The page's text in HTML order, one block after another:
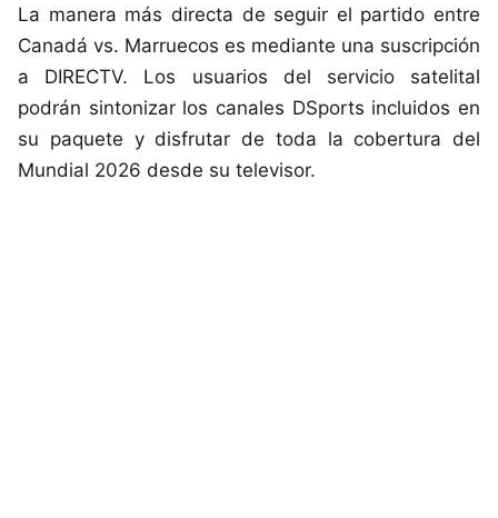
La manera más directa de seguir el partido entre
Canadá vs. Marruecos es mediante una suscripción
a DIRECTV. Los usuarios del servicio satelital
podrán sintonizar los canales DSports incluidos en
su paquete y disfrutar de toda la cobertura del
Mundial 2026 desde su televisor.